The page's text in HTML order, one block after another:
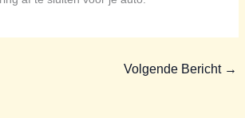
Volgende Bericht →